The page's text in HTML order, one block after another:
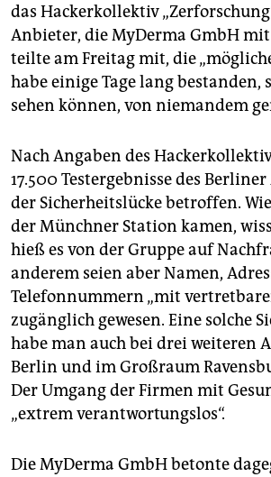
das Hackerkollektiv
Anbieter, die MyDerma GmbH
teilte am Freitag mit, die
habe einige Tage lang bestanden,
sehen können, von niemandem
Nach Angaben des
17.500 Testergebnisse des
der Sicherheitslücke betroffen.
der Münchner Station kamen,
hieß es von der Gruppe auf
anderem seien aber Namen,
Telefonnummern „mit
zugänglich gewesen. Eine solche
habe man auch bei drei weiteren
Berlin und im Großraum
Der Umgang der Firmen mit
„extrem verantwortungslos“.
Die MyDerma GmbH betonte